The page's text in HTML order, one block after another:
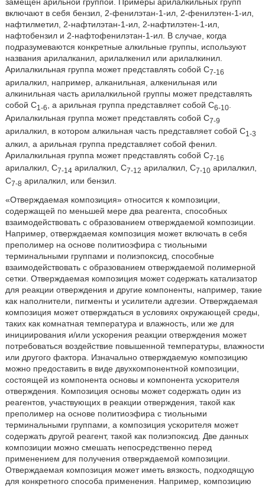
замещен арильной группой. Примеры арилалкильных групп
включают в себя бензил, 2-фенилэтан-1-ил, 2-фенилэтен-1-ил,
нафтилметил, 2-нафтилэтан-1-ил, 2-нафтилэтен-1-ил,
нафтобензил и 2-нафтофенилэтан-1-ил. В случае, когда
подразумеваются конкретные алкильные группы, используют
названия арилалканил, арилалкенил или арилалкинил.
Арилалкильная группа может представлять собой C7-16
арилалкил, например, алканильная, алкенильная или
алкинильная часть арилалкильной группы может представлять
собой C1-6, а арильная группа представляет собой C6-10.
Арилалкильная группа может представлять собой C7-9
арилалкил, в котором алкильная часть представляет собой C1-3
алкил, а арильная группа представляет собой фенил.
Арилалкильная группа может представлять собой C7-16
арилалкил, C7-14 арилалкил, C7-12 арилалкил, C7-10арилалкил,
C7-8 арилалкил, или бензил.
«Отверждаемая композиция» относится к композиции,
содержащей по меньшей мере два реагента, способных
взаимодействовать с образованием отверждаемой композиции.
Например, отверждаемая композиция может включать в себя
преполимер на основе политиоэфира с тиольными
терминальными группами и полиэпоксид, способные
взаимодействовать с образованием отверждаемой полимерной
сетки. Отверждаемая композиция может содержать катализатор
для реакции отверждения и другие компоненты, например, такие
как наполнители, пигменты и усилители адгезии. Отверждаемая
композиция может отверждаться в условиях окружающей среды,
таких как комнатная температура и влажность, или же для
инициирования и/или ускорения реакции отверждения может
потребоваться воздействие повышенной температуры, влажности
или другого фактора. Изначально отверждаемую композицию
можно предоставить в виде двухкомпонентной композиции,
состоящей из компонента основы и компонента ускорителя
отверждения. Композиция основы может содержать один из
реагентов, участвующих в реакции отверждения, такой как
преполимер на основе политиоэфира с тиольными
терминальными группами, а композиция ускорителя может
содержать другой реагент, такой как полиэпоксид. Две данных
композиции можно смешать непосредственно перед
применением для получения отверждаемой композиции.
Отверждаемая композиция может иметь вязкость, подходящую
для конкретного способа применения. Например, композицию